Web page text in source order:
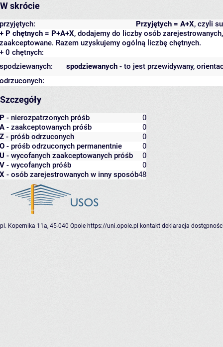
W skrócie
Przyjętych = A+X, czyli
przyjętych:
+ P chętnych = P+A+X, dodajemy do liczby osób
zaakceptowane. Razem uzyskujemy ogólną liczbę chętnych.
+ 0 chętnych:
spodziewanych - to jest przewidywany,
spodziewanych:
odrzuconych:
Szczegóły
P - nierozpatrzonych próśb
0
A - zaakceptowanych próśb
0
Z - próśb odrzuconych
0
O - próśb odrzuconych permanentnie
0
U - wycofanych zaakceptowanych próśb
0
V - wycofanych próśb
0
X - osób zarejestrowanych w inny sposób48
pl. Kopernika 11a, 45-040 Opole https://uni.opole.pl kontakt deklaracja